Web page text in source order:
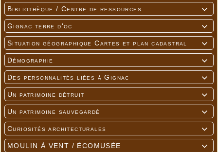

Bibliothèque / Centre de ressources

Gignac terre d'oc

Situation géographique Cartes et plan cadastral

Démographie

Des personnalités liées à Gignac

Un patrimoine détruit

Un patrimoine sauvegardé

Curiosités architecturales

MOULIN À VENT / ÉCOMUSÉE